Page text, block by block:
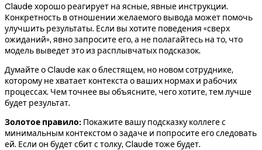
Claude хорошо реагирует на ясные, явные инструкции.
Конкретность в отношении желаемого вывода может помочь
улучшить результаты. Если вы хотите поведения «сверх
ожиданий», явно запросите его, а не полагайтесь на то, что
модель выведет это из расплывчатых подсказок.
Думайте о Claude как о блестящем, но новом сотруднике,
которому не хватает контекста о ваших нормах и рабочих
процессах. Чем точнее вы объясните, чего хотите, тем лучше
будет результат.
Золотое правило: Покажите вашу подсказку коллеге с
минимальным контекстом о задаче и попросите его следовать
ей. Если он будет сбит с толку, Claude тоже будет.